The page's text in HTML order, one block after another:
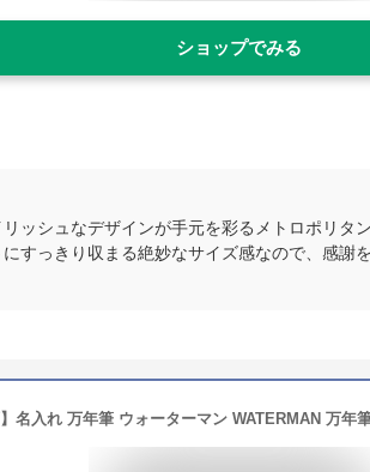
ショップでみる
ッシュなデザインが手元を彩るメトロポリタ
すっきり収まる絶妙なサイズ感なので、感謝